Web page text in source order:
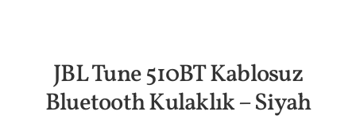
JBL Tune 510BT Kablosuz
Bluetooth Kulaklık – Siyah